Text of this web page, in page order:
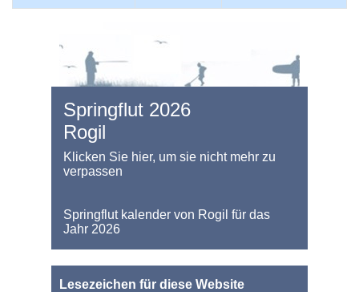
Springflut 2026
Rogil
Klicken Sie hier, um sie nicht mehr zu
verpassen
Springflut kalender von Rogil für das
Jahr 2026
Lesezeichen für diese Website